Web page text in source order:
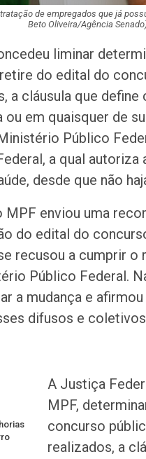
de empregados que já
Beto Oliveira/Agência
liminar
do edital do
a cláusula que
ou em quaisquer de
Público
a qual
desde que não
enviou uma
do edital do
recusou a cumprir o
Público Federal.
a mudança e
difusos e
A Justiça
MPF,
concurso
realizados, a